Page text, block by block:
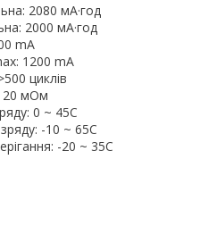
2080 мА·год
2000 мА·год
mA
1200 mA
циклів
20 мОм
0 ~ 45С
-10 ~ 65С
-20 ~ 35С